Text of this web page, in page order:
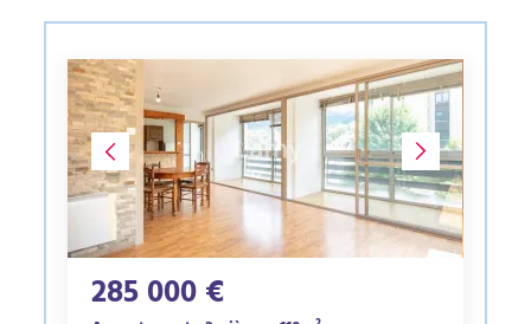
285 000 €